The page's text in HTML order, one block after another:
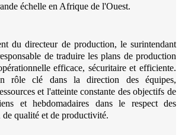
échelle en Afrique de l'Ouest.
du directeur de production, le surintendant
de traduire les plans de production
efficace, sécuritaire et efficiente.
rôle clé dans la direction des équipes,
et l'atteinte constante des objectifs de
et hebdomadaires dans le respect des
de qualité et de productivité.